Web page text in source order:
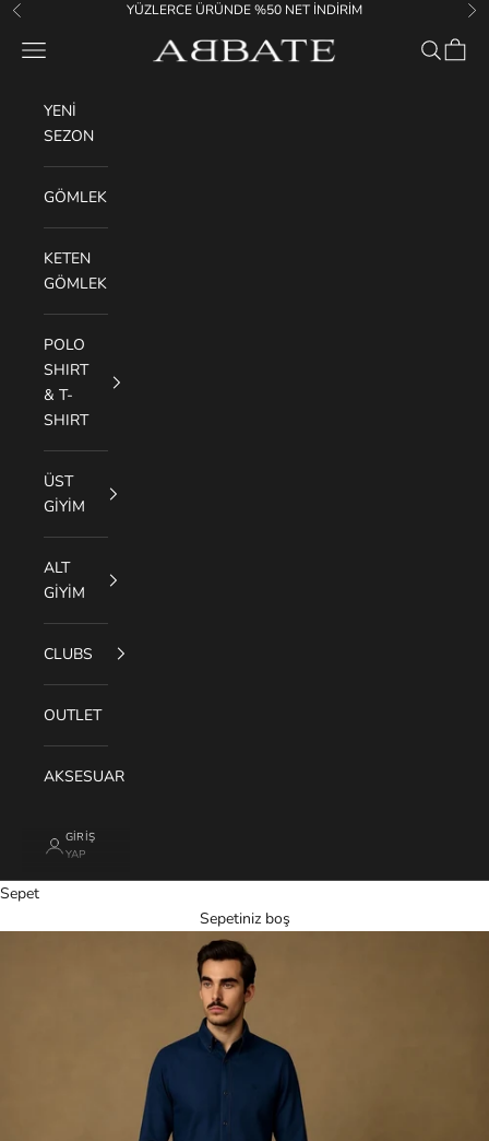
İçeriğe geç
Geri YÜZLERCE ÜRÜNDE %50 NET İNDİRİM
Abbate
Menü Ara Sepet
YENİ
SEZON
GÖMLEK
KETEN
GÖMLEK
POLO
SHIRT
& T-
SHIRT
ÜST
GİYİM
ALT
GİYİM
CLUBS
OUTLET
AKSESUAR
GIRIŞ
YAP
Sepet
Sepetiniz boş